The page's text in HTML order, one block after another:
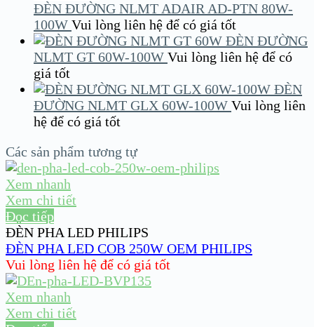
ĐÈN ĐƯỜNG NLMT ADAIR AD-PTN 80W-
100W Vui lòng liên hệ để có giá tốt
ĐÈN ĐƯỜNG
NLMT GT 60W-100W Vui lòng liên hệ để có
giá tốt
ĐÈN
ĐƯỜNG NLMT GLX 60W-100W Vui lòng liên
hệ để có giá tốt
Các sản phẩm tương tự
Xem nhanh
Xem chi tiết
Đọc tiếp
ĐÈN PHA LED PHILIPS
ĐÈN PHA LED COB 250W OEM PHILIPS
Vui lòng liên hệ để có giá tốt
Xem nhanh
Xem chi tiết